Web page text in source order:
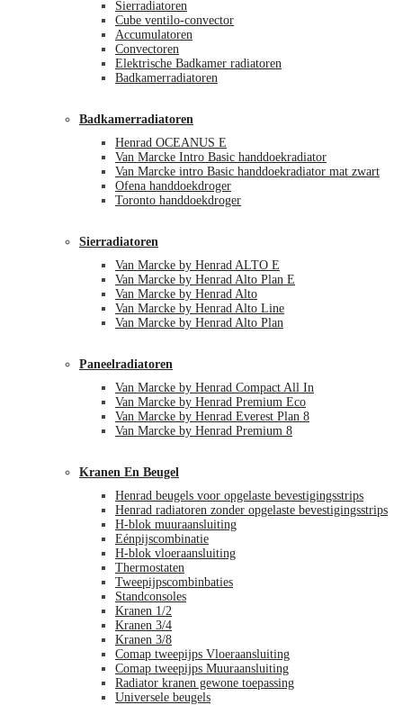
Sierradiatoren
Cube ventilo-convector
Accumulatoren
Convectoren
Elektrische Badkamer radiatoren
Badkamerradiatoren
Badkamerradiatoren
Henrad OCEANUS E
Van Marcke Intro Basic handdoekradiator
Van Marcke intro Basic handdoekradiator mat zwart
Ofena handdoekdroger
Toronto handdoekdroger
Sierradiatoren
Van Marcke by Henrad ALTO E
Van Marcke by Henrad Alto Plan E
Van Marcke by Henrad Alto
Van Marcke by Henrad Alto Line
Van Marcke by Henrad Alto Plan
Paneelradiatoren
Van Marcke by Henrad Compact All In
Van Marcke by Henrad Premium Eco
Van Marcke by Henrad Everest Plan 8
Van Marcke by Henrad Premium 8
Kranen En Beugel
Henrad beugels voor opgelaste bevestigingsstrips
Henrad radiatoren zonder opgelaste bevestigingsstrips
H-blok muuraansluiting
Eénpijscombinatie
H-blok vloeraansluiting
Thermostaten
Tweepijpscombinbaties
Standconsoles
Kranen 1/2
Kranen 3/4
Kranen 3/8
Comap tweepijps Vloeraansluiting
Comap tweepijps Muuraansluiting
Radiator kranen gewone toepassing
Universele beugels